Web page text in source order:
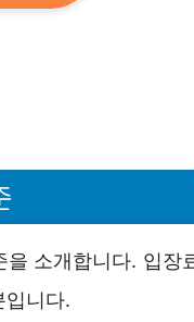
소개합니다. 입장
입니다.